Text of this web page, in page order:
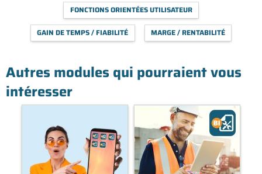
FONCTIONS ORIENTÉES UTILISATEUR
GAIN DE TEMPS / FIABILITÉ MARGE / RENTABILITÉ
Autres modules qui pourraient vous
intéresser